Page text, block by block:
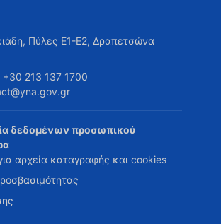
Πύλες Ε1-Ε2, Δραπετσώνα
+30 213 137 1700
δεδομένων προσωπικού
αρχεία καταγραφής και cookies